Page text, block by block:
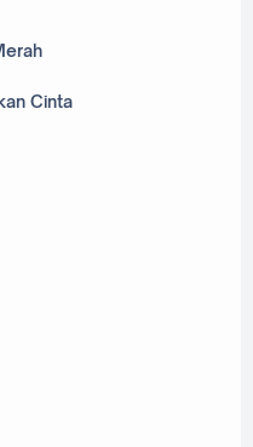
Cinta